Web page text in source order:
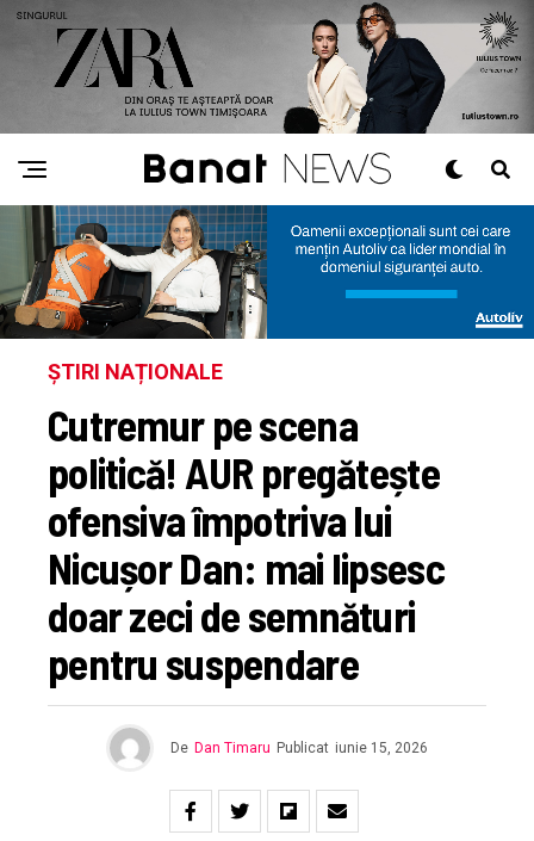
ȘTIRI NAȚIONALE
Cutremur pe scena
politică! AUR pregătește
ofensiva împotriva lui
Nicușor Dan: mai lipsesc
doar zeci de semnături
pentru suspendare
De Dan Timaru Publicat iunie 15, 2026